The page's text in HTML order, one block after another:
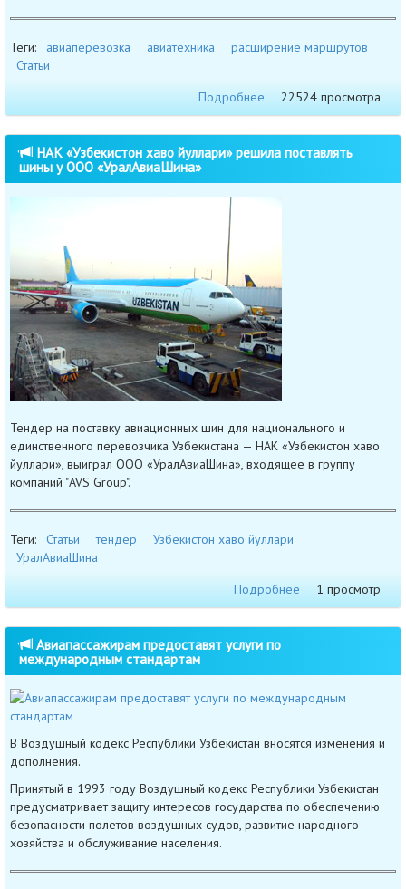
Теги: авиаперевозка авиатехника
расширение маршрутов
Статьи
Подробнее
22524 просмотра
НАК «Узбекистон хаво йуллари» решила поставлять
шины у ООО «УралАвиаШина»
Тендер на поставку авиационных шин для национального и
единственного перевозчика Узбекистана — НАК «Узбекистон хаво
йуллари», выиграл ООО «УралАвиаШина», входящее в группу
компаний "AVS Group".
Теги: Статьи тендер
Узбекистон хаво йуллари
УралАвиаШина
Подробнее
1 просмотр
Авиапассажирам предоставят услуги по
международным стандартам
В Воздушный кодекс Республики Узбекистан вносятся изменения и
дополнения.
Принятый в 1993 году Воздушный кодекс Республики Узбекистан
предусматривает защиту интересов государства по обеспечению
безопасности полетов воздушных судов, развитие народного
хозяйства и обслуживание населения.